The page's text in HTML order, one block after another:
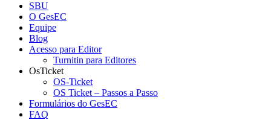
SBU
O GesEC
Equipe
Blog
Acesso para Editor
Turnitin para Editores
OsTicket
OS-Ticket
OS Ticket – Passos a Passo
Formulários do GesEC
FAQ